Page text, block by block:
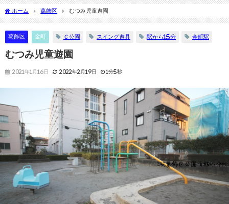
ホーム 葛飾区 むつみ児童遊園
葛飾区 金町 Ｃ公園 スイング遊具 駅から15分 金町駅
むつみ児童遊園
2021年1月16日 2022年2月19日 1分5秒